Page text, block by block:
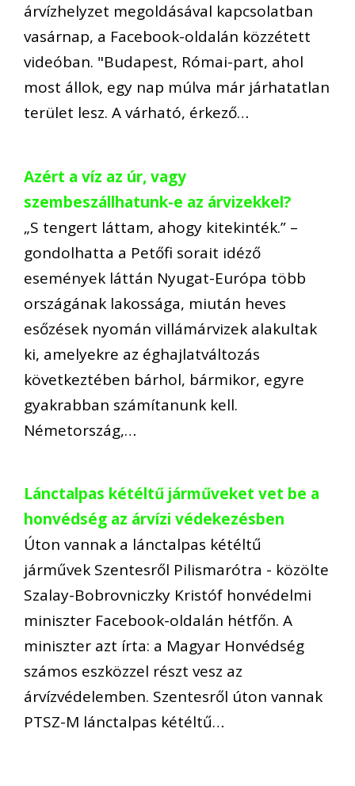
árvízhelyzet megoldásával kapcsolatban
vasárnap, a Facebook-oldalán közzétett
videóban. "Budapest, Római-part, ahol
most állok, egy nap múlva már járhatatlan
terület lesz. A várható, érkező…
Azért a víz az úr, vagy
szembeszállhatunk-e az árvizekkel?
„S tengert láttam, ahogy kitekinték.” –
gondolhatta a Petőfi sorait idéző
események láttán Nyugat-Európa több
országának lakossága, miután heves
esőzések nyomán villámárvizek alakultak
ki, amelyekre az éghajlatváltozás
következtében bárhol, bármikor, egyre
gyakrabban számítanunk kell.
Németország,…
Lánctalpas kétéltű járműveket vet be a
honvédség az árvízi védekezésben
Úton vannak a lánctalpas kétéltű
járművek Szentesről Pilismarótra - közölte
Szalay-Bobrovniczky Kristóf honvédelmi
miniszter Facebook-oldalán hétfőn. A
miniszter azt írta: a Magyar Honvédség
számos eszközzel részt vesz az
árvízvédelemben. Szentesről úton vannak
PTSZ-M lánctalpas kétéltű…